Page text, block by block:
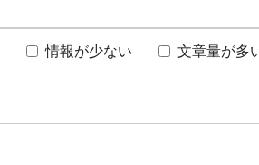
情報が少ない 文章量が多